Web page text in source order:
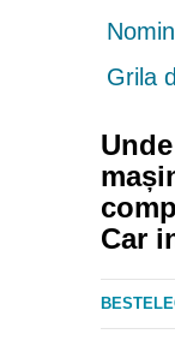
Grila
Car